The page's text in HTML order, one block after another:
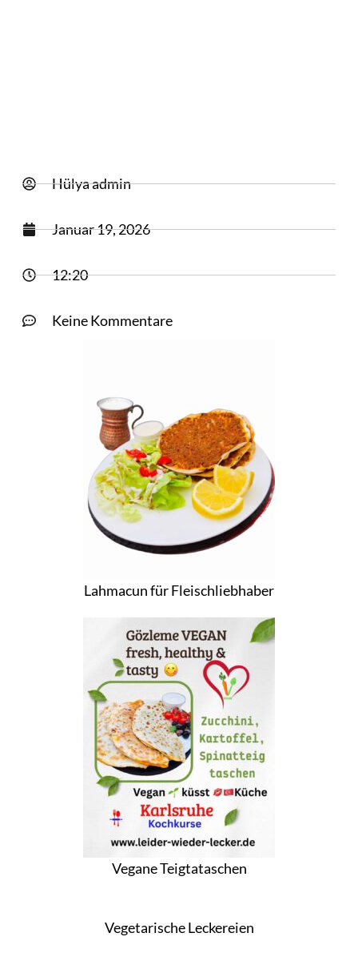
Hülyaadmin
Januar 19, 2026
12:20
Keine Kommentare
Lahmacun für Fleischliebhaber
Vegane Teigtataschen
Vegetarische Leckereien